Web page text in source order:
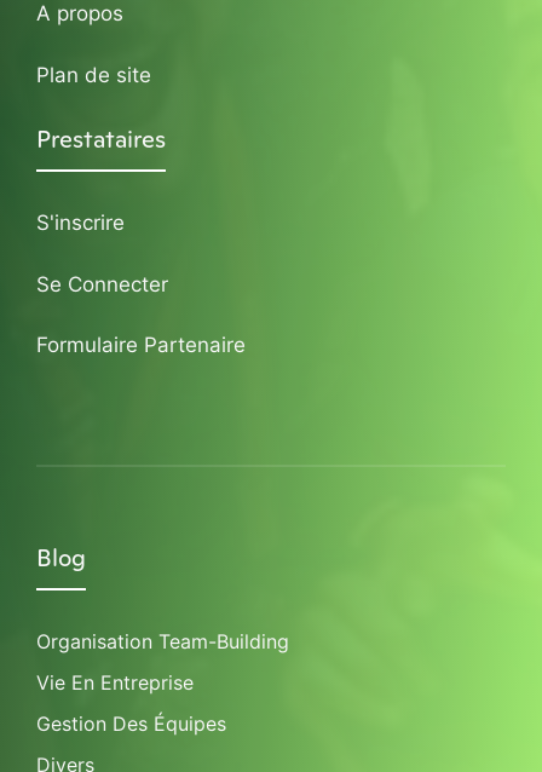
A propos
Plan de site
Prestataires
S'inscrire
Se Connecter
Formulaire Partenaire
Blog
Organisation Team-Building
Vie En Entreprise
Gestion Des Équipes
Divers